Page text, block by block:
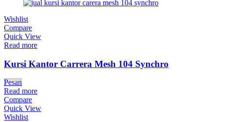
Wishlist
Compare
Quick View
Read more
Kursi Kantor Carrera Mesh 104 Synchro
Pesan
Read more
Compare
Quick View
Wishlist